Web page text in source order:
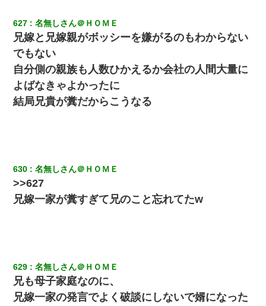
627 名無しさん＠ＨＯＭＥ
兄嫁と兄嫁親がボッシーを嫌がるのもわからない
でもない
自分側の親族も人数ひかえるか会社の人間大量に
よばなきゃよかったに
結局兄貴が糞だからこうなる
630 名無しさん＠ＨＯＭＥ
>>627
兄嫁一家が糞すぎて兄のこと忘れてたw
629 名無しさん＠ＨＯＭＥ
兄も母子家庭なのに、
兄嫁一家の発言でよく破談にしないで婿になった